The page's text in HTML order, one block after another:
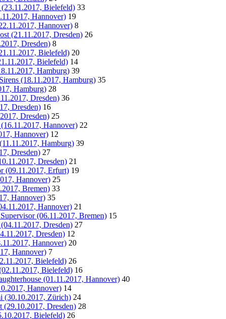
Bielefeld) 33
Hannover) 19
Hannover) 8
(21.11.2017, Dresden) 26
Dresden) 8
Bielefeld) 20
Bielefeld) 14
Hamburg) 39
(18.11.2017, Hamburg) 35
Hamburg) 28
Dresden) 36
Dresden) 16
Dresden) 25
Hannover) 22
Hannover) 12
Hamburg) 39
Dresden) 27
Dresden) 21
(09.11.2017, Erfurt) 19
Hannover) 25
Bremen) 33
Hannover) 35
Hannover) 21
(06.11.2017, Bremen) 15
Dresden) 27
Dresden) 12
Hannover) 20
Hannover) 7
Bielefeld) 26
Bielefeld) 16
(01.11.2017, Hannover) 40
Hannover) 14
(30.10.2017, Zürich) 24
(29.10.2017, Dresden) 28
Bielefeld) 26